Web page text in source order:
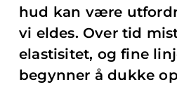
hud kan være
vi eldes. Over tid
elastisitet, og fine
begynner å dukke